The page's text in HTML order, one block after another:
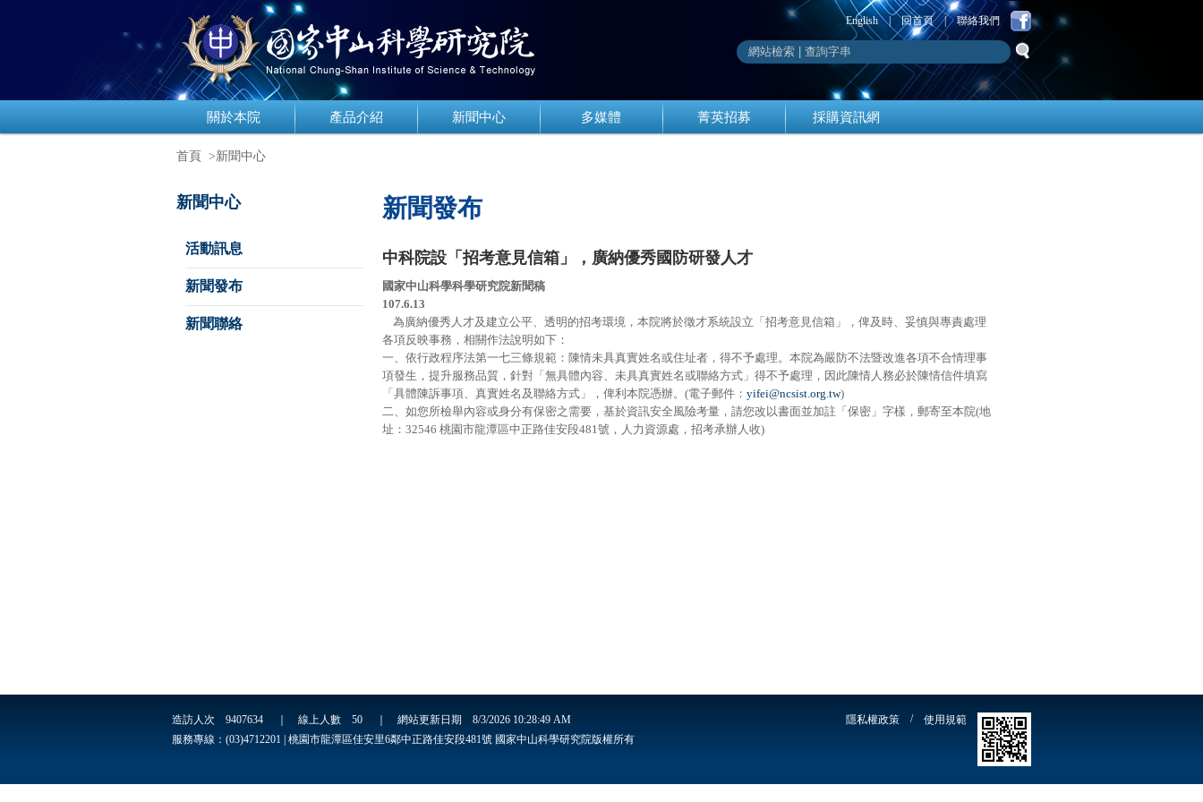
聯絡我們
|
回首頁
English
關於本院 產品介紹 新聞中心 多媒體 菁英招募 採購資訊網
首頁 >新聞中心
新聞中心
活動訊息
新聞發布
新聞聯絡
新聞發布
中科院設「招考意見信箱」，廣納優秀國防研發人才
國家中山科學科學研究院新聞稿
107.6.13
為廣納優秀人才及建立公平、透明的招考環境，本院將於徵才系統設立「招考意見信箱」，俾及時、妥慎與專責處理
各項反映事務，相關作法說明如下：
一、依行政程序法第一七三條規範：陳情未具真實姓名或住址者，得不予處理。本院為嚴防不法暨改進各項不合情理事
項發生，提升服務品質，針對「無具體內容、未具真實姓名或聯絡方式」得不予處理，因此陳情人務必於陳情信件填寫
「具體陳訴事項、真實姓名及聯絡方式」，俾利本院憑辦。(電子郵件： yifei@ncsist.org.tw)
二、如您所檢舉內容或身分有保密之需要，基於資訊安全風險考量，請您改以書面並加註「保密」字樣，郵寄至本院(地
址：32546 桃園市龍潭區中正路佳安段481號，人力資源處，招考承辦人收)
造訪人次 9407634 ｜ 線上人數 50 ｜ 網站更新日期 8/3/2026 10:28:49 AM
服務專線：(03)4712201 | 桃園市龍潭區佳安里6鄰中正路佳安段481號 國家中山科學研究院版權所有
使用規範
/
隱私權政策